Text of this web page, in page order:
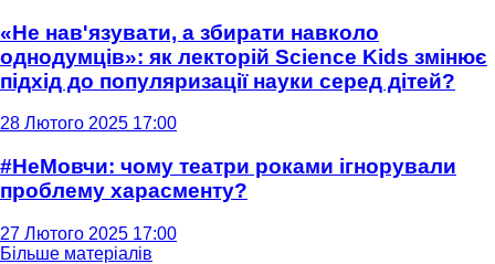
«Не нав'язувати, а збирати навколо
однодумців»: як лекторій Science Kids змінює
підхід до популяризації науки серед дітей?
28 Лютого 2025 17:00
#НеМовчи: чому театри роками ігнорували
проблему харасменту?
27 Лютого 2025 17:00
Більше матеріалів